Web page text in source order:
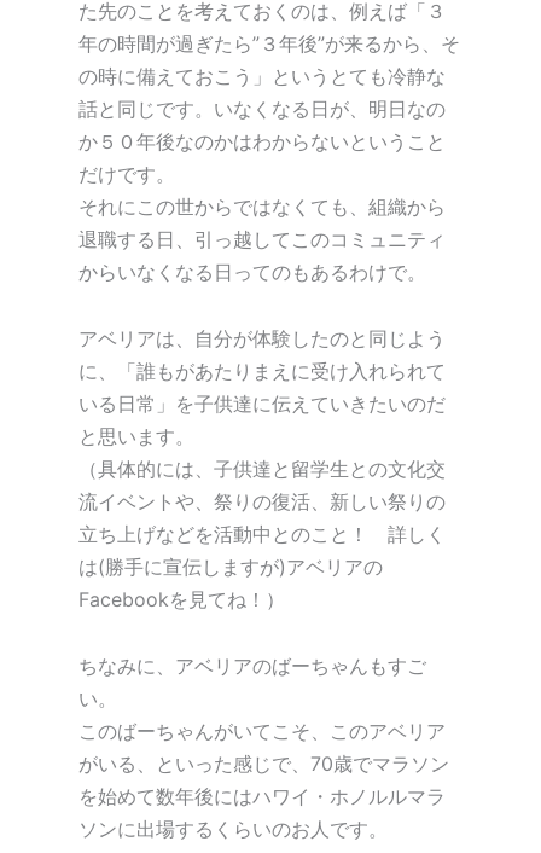
た先のことを考えておくのは、例えば「３
年の時間が過ぎたら”３年後”が来るから、そ
の時に備えておこう」というとても冷静な
話と同じです。いなくなる日が、明日なの
か５０年後なのかはわからないということ
だけです。
それにこの世からではなくても、組織から
退職する日、引っ越してこのコミュニティ
からいなくなる日ってのもあるわけで。
アベリアは、自分が体験したのと同じよう
に、「誰もがあたりまえに受け入れられて
いる日常」を子供達に伝えていきたいのだ
と思います。
（具体的には、子供達と留学生との文化交
流イベントや、祭りの復活、新しい祭りの
立ち上げなどを活動中とのこと！ 詳しく
は(勝手に宣伝しますが)アベリアの
Facebookを見てね！）
ちなみに、アベリアのばーちゃんもすご
い。
このばーちゃんがいてこそ、このアベリア
がいる、といった感じで、70歳でマラソン
を始めて数年後にはハワイ・ホノルルマラ
ソンに出場するくらいのお人です。